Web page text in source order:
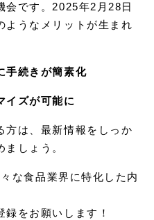
会です。2025年2月28日
ようなメリットが生まれ
手続きが簡素化
ズが可能に
方は、最新情報をしっか
ましょう。
な食品業界に特化した内
をお願いします！